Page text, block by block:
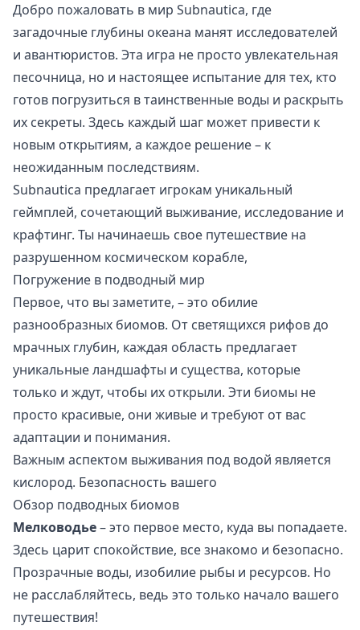
Добро пожаловать в мир Subnautica, где
загадочные глубины океана манят исследователей
и авантюристов. Эта игра не просто увлекательная
песочница, но и настоящее испытание для тех, кто
готов погрузиться в таинственные воды и раскрыть
их секреты. Здесь каждый шаг может привести к
новым открытиям, а каждое решение – к
неожиданным последствиям.
Subnautica предлагает игрокам уникальный
геймплей, сочетающий выживание, исследование и
крафтинг. Ты начинаешь свое путешествие на
разрушенном космическом корабле,
Погружение в подводный мир
Первое, что вы заметите, – это обилие
разнообразных биомов. От светящихся рифов до
мрачных глубин, каждая область предлагает
уникальные ландшафты и существа, которые
только и ждут, чтобы их открыли. Эти биомы не
просто красивые, они живые и требуют от вас
адаптации и понимания.
Важным аспектом выживания под водой является
кислород. Безопасность вашего
Обзор подводных биомов
Мелководье– это первое место, куда вы попадаете.
Здесь царит спокойствие, все знакомо и безопасно.
Прозрачные воды, изобилие рыбы и ресурсов. Но
не расслабляйтесь, ведь это только начало вашего
путешествия!